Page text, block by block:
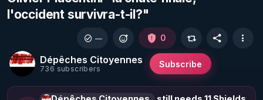
l'occident survivra-t-il?"
Dépêches Citoyennes
736 subscribers Subscribe
— 0